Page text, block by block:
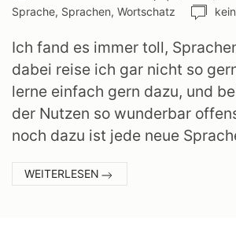
Sprache, Sprachen, Wortschatz
Ich fand es immer toll,
dabei reise ich gar nicht so
lerne einfach gern dazu, und
der Nutzen so wunderbar
noch dazu ist jede neue
WEITERLESEN